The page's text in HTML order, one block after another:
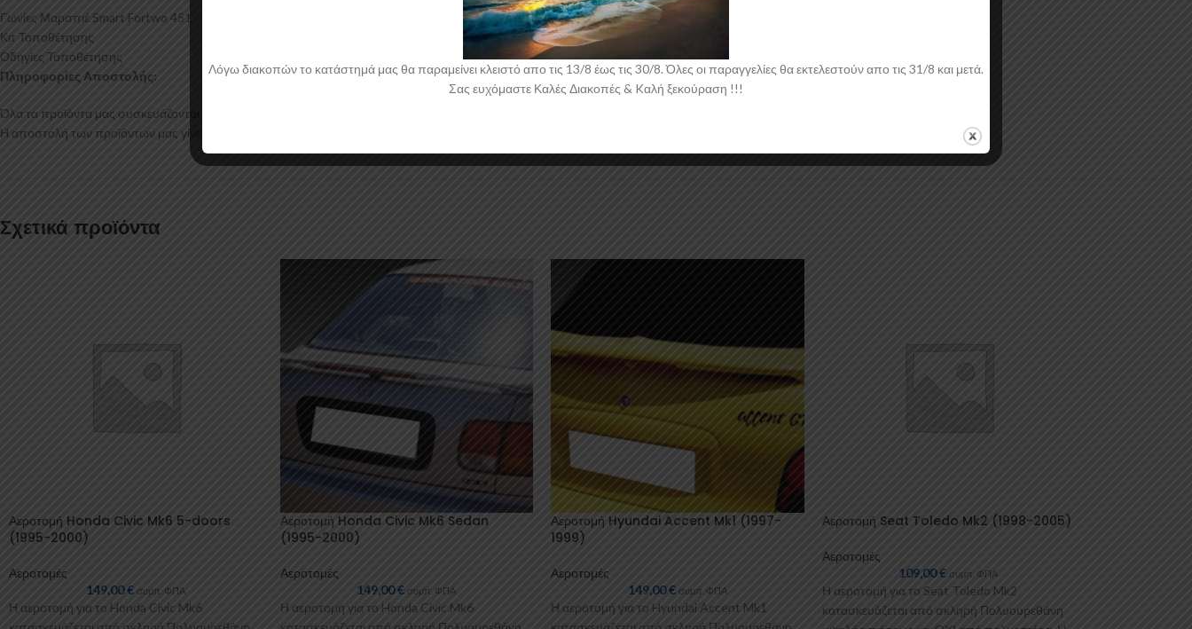
Γωνίες Μαρσπιέ Smart Fortwo 451
Κιτ Τοποθέτησης
Οδηγίες Τοποθέτησης
Πληροφορίες Αποστολής:
Όλα τα προϊόντα μας συσκευάζονται και αποστέλλονται με προστατευτικό νάιλον μέσα στο κουτί τους για μεγαλύτερη ασφάλεια κατά την αποστολή.
Η αποστολή των προϊόντων μας γίνεται μέσα σε 2-4 εργάσιμες ημέρες.
Σχετικά προϊόντα
Αεροτομή Honda Civic Mk6 5-doors
(1995-2000)
Αεροτομές
149,00€ συμπ. ΦΠΑ
Η αεροτομή για το Honda Civic Mk6
Αεροτομή Honda Civic Mk6 Sedan
(1995-2000)
Αεροτομές
149,00€ συμπ. ΦΠΑ
Η αεροτομή για το Honda Civic Mk6
Αεροτομή Hyundai Accent Mk1 (1997-
1999)
Αεροτομές
149,00€ συμπ. ΦΠΑ
Η αεροτομή για το Hyundai Accent Mk1
Αεροτομή Seat Toledo Mk2 (1998-2005)
Αεροτομές
109,00€ συμπ. ΦΠΑ
Η αεροτομή για το Seat Toledo Mk2
κατασκευάζεται από σκληρή Πολυουρεθάνη
Λόγω διακοπών το κατάστημά μας θα παραμείνει κλειστό απο τις 13/8 έως τις 30/8. Όλες οι παραγγελίες θα εκτελεστούν απο τις 31/8 και μετά.
Σας ευχόμαστε Καλές Διακοπές & Kαλή ξεκούραση !!!